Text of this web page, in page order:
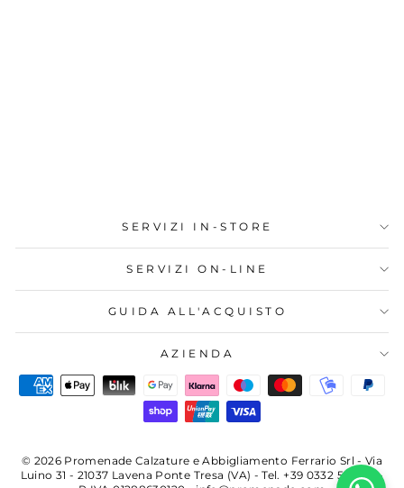
SERVIZI IN-STORE
SERVIZI ON-LINE
GUIDA ALL'ACQUISTO
AZIENDA
© 2026 Promenade Calzature e Abbigliamento Ferrario Srl - Via
Luino 31 - 21037 Lavena Ponte Tresa (VA) - Tel. +39 0332 523410 -